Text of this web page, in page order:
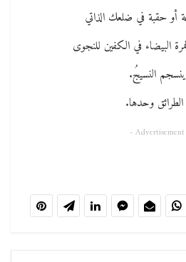
أو حقبة في ضلعك الذاتي
البيضاء في الكفين للنجوى
النسيجُ.
الطرائق وحدها.
-